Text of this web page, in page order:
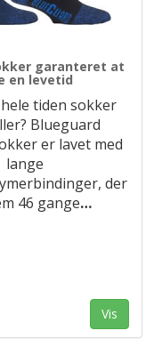
garanteret at
en levetid
tiden sokker
Blueguard
er lavet med
lange
der
46 gange…
Vis